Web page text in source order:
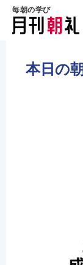
毎朝の学び
本日の